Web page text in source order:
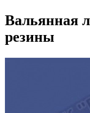
Вальянная
резины